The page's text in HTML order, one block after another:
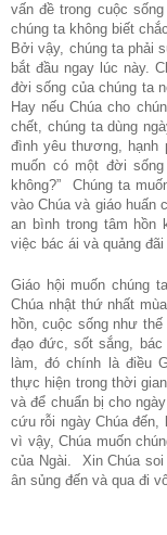
vấn đề trong cuộc
chúng ta không biết
Bởi vậy, chúng ta phải
bắt đầu ngay lúc này.
đời sống của chúng ta
Hay nếu Chúa cho
chết, chúng ta dùng
đình yêu thương, hạnh
muốn có một đời
không?” Chúng ta
vào Chúa và giáo huấn
an bình trong tâm hồn
việc bác ái và quảng
Giáo hội muốn chúng
Chúa nhật thứ nhất mùa
hồn, cuộc sống như
đạo đức, sốt sắng,
làm, đó chính là điều
thực hiện trong thời
và để chuẩn bị cho
cứu rỗi ngày Chúa đến,
vì vậy, Chúa muốn
của Ngài. Xin Chúa
ân sủng đến và qua đi